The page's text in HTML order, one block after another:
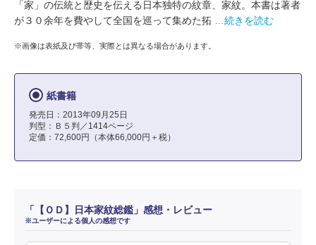
「家」の伝統と歴史を伝える日本独特の紋章、家紋。本書は著者
が３０余年を費やして全国を巡って集めた拓
…続きを読む
※画像は表紙及び帯等、実際とは異なる場合があります。
紙書籍
発売日：2013年09月25日
判型：Ｂ５判／1414ページ
定価：72,600円（本体66,000円＋税）
「【ＯＤ】日本家紋総鑑」感想・レビュー
※ユーザーによる個人の感想です